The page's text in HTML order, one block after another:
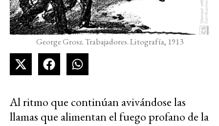
George Grosz. Trabajadores. Litografía, 1913
Al ritmo que continúan avivándose las
llamas que alimentan el fuego profano de la